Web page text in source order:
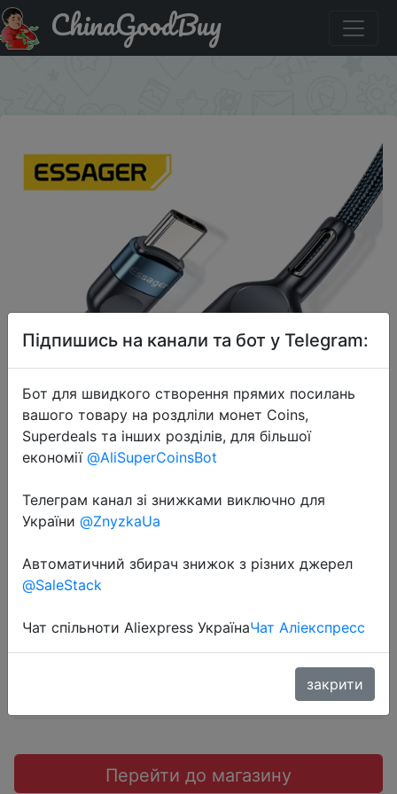
Купити по знижці $1/$2 Кабель зарядный Essager, USB
Type-C, 3 АChinaGoodBuy
2022-09-05
Кабель зарядный Essager, USB
$1.79
Перейти до магазину
Підпишись на канали та бот у Telegram:
Бот для швидкого створення прямих посилань
вашого товару на роздліли монет Coins,
Superdeals та інших розділів, для більшої
економії @AliSuperCoinsBot
Телеграм канал зі знижками виключно для
України @ZnyzkaUa
Автоматичний збирач знижок з різних джерел
@SaleStack
Чат спільноти Aliexpress УкраїнаЧат Аліекспресс
закрити